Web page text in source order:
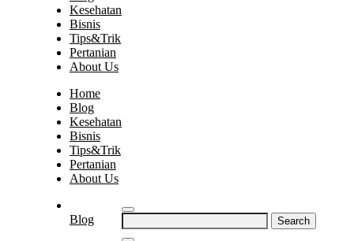
Kesehatan
Bisnis
Tips&Trik
Pertanian
About Us
Home
Blog
Kesehatan
Bisnis
Tips&Trik
Pertanian
About Us
Search
for:
Blog